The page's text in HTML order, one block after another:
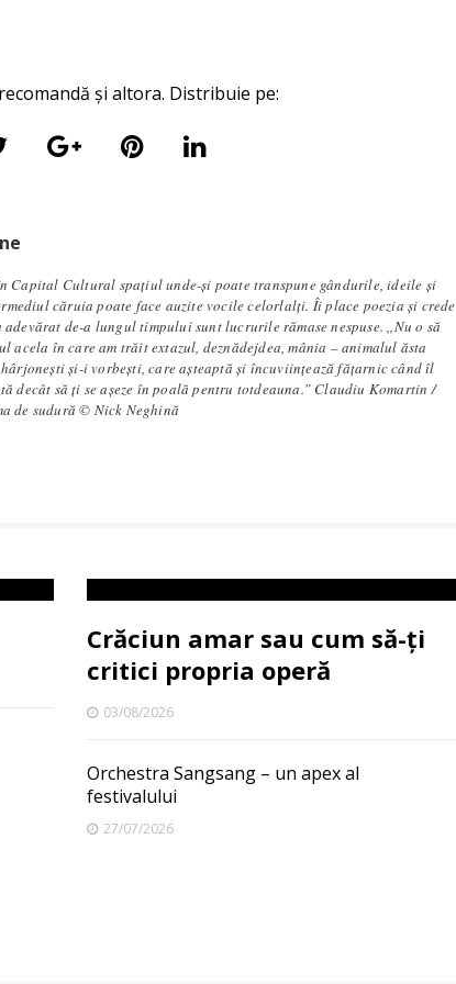
și altora. Distribuie pe:
Capital Cultural spațiul unde-și poate transpune gândurile, ideile și
căruia poate face auzite vocile celorlalți. Îi place poezia și crede
adevărat de-a lungul timpului sunt lucrurile rămase nespuse. ,,Nu o să
acela în care am trăit extazul, deznădejdea, mânia – animalul ăsta
și-i vorbești, care așteaptă și încuviințează fățarnic când îl
decât să ți se așeze în poală pentru totdeauna.” Claudiu Komartin /
de sudură © Nick Neghină
Crăciun amar sau cum să-ți
critici propria operă
03/08/2026
Orchestra Sangsang – un apex al
festivalului
27/07/2026